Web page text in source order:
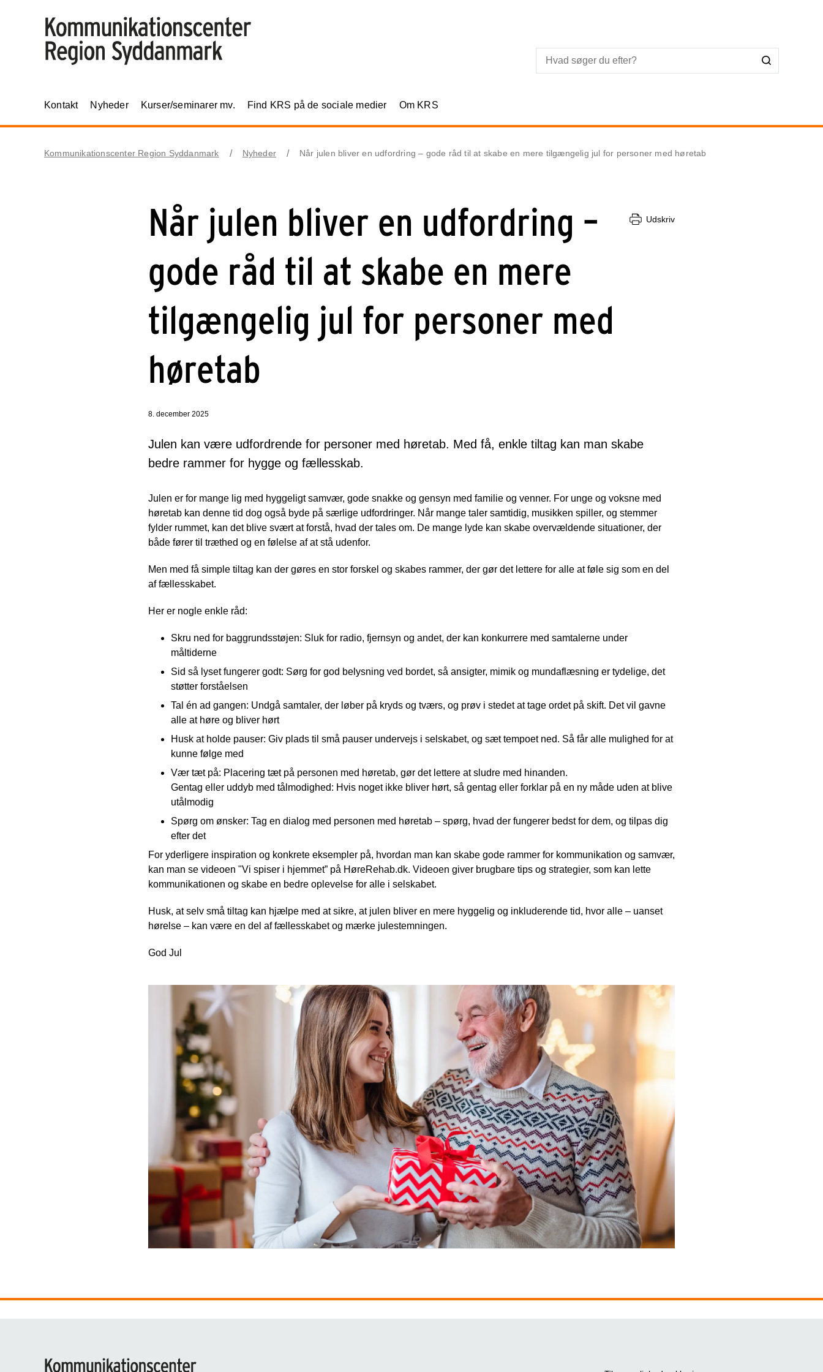
Kontakt Nyheder Kurser/seminarer mv. Find KRS på de sociale medier Om KRS
Kommunikationscenter Region Syddanmark Nyheder Når julen bliver en udfordring – gode råd til at skabe en mere tilgængelig jul for personer med høretab
Når julen bliver en udfordring –
gode råd til at skabe en mere
tilgængelig jul for personer med
høretab
Udskriv
8. december 2025
Julen kan være udfordrende for personer med høretab. Med få, enkle tiltag kan man skabe
bedre rammer for hygge og fællesskab.
Julen er for mange lig med hyggeligt samvær, gode snakke og gensyn med familie og venner. For unge og voksne med
høretab kan denne tid dog også byde på særlige udfordringer. Når mange taler samtidig, musikken spiller, og stemmer
fylder rummet, kan det blive svært at forstå, hvad der tales om. De mange lyde kan skabe overvældende situationer, der
både fører til træthed og en følelse af at stå udenfor.
Men med få simple tiltag kan der gøres en stor forskel og skabes rammer, der gør det lettere for alle at føle sig som en del
af fællesskabet.
Her er nogle enkle råd:
Skru ned for baggrundsstøjen: Sluk for radio, fjernsyn og andet, der kan konkurrere med samtalerne under
måltiderne
Sid så lyset fungerer godt: Sørg for god belysning ved bordet, så ansigter, mimik og mundaflæsning er tydelige, det
støtter forståelsen
Tal én ad gangen: Undgå samtaler, der løber på kryds og tværs, og prøv i stedet at tage ordet på skift. Det vil gavne
alle at høre og bliver hørt
Husk at holde pauser: Giv plads til små pauser undervejs i selskabet, og sæt tempoet ned. Så får alle mulighed for at
kunne følge med
Vær tæt på: Placering tæt på personen med høretab, gør det lettere at sludre med hinanden.
Gentag eller uddyb med tålmodighed: Hvis noget ikke bliver hørt, så gentag eller forklar på en ny måde uden at blive
utålmodig
Spørg om ønsker: Tag en dialog med personen med høretab – spørg, hvad der fungerer bedst for dem, og tilpas dig
efter det
For yderligere inspiration og konkrete eksempler på, hvordan man kan skabe gode rammer for kommunikation og samvær,
kan man se videoen "Vi spiser i hjemmet” på HøreRehab.dk. Videoen giver brugbare tips og strategier, som kan lette
kommunikationen og skabe en bedre oplevelse for alle i selskabet.
Husk, at selv små tiltag kan hjælpe med at sikre, at julen bliver en mere hyggelig og inkluderende tid, hvor alle – uanset
hørelse – kan være en del af fællesskabet og mærke julestemningen.
God Jul